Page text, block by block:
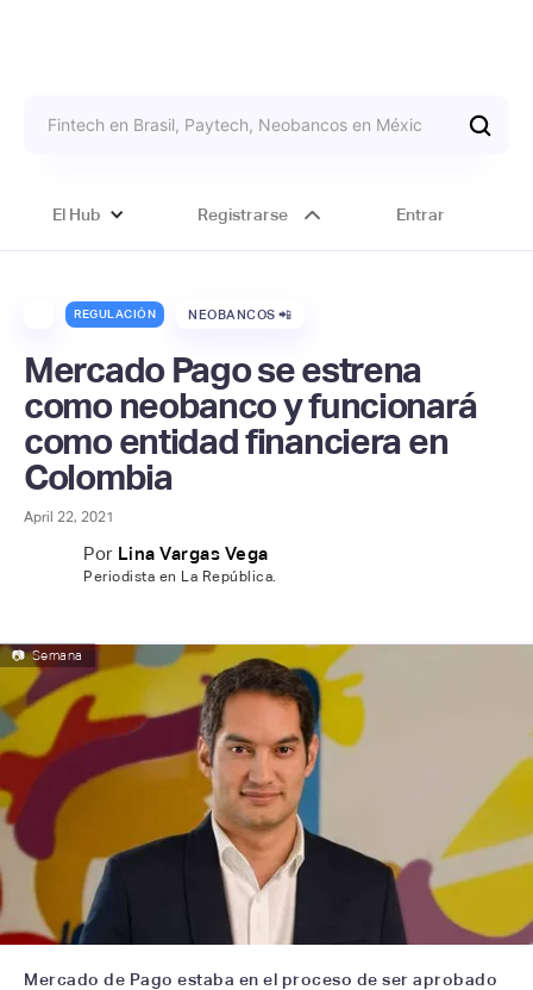
El Hub Registrarse Entrar
REGULACIÓN NEOBANCOS 📲
Mercado Pago se estrena
como neobanco y funcionará
como entidad financiera en
Colombia
April 22, 2021
Por Lina Vargas Vega
Periodista en La República.
📷 Semana
Mercado de Pago estaba en el proceso de ser aprobado